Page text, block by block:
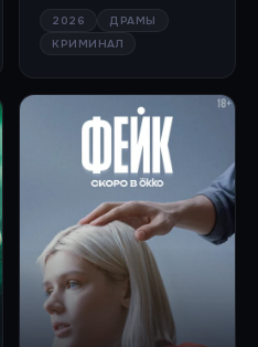
2026
ДРАМЫ
КРИМИНАЛ